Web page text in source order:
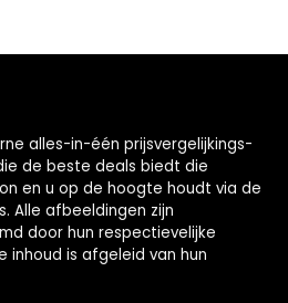
alles-in-één prijsvergelijkings-
de beste deals biedt die
en u op de hoogte houdt via de
Alle afbeeldingen zijn
door hun respectievelijke
inhoud is afgeleid van hun